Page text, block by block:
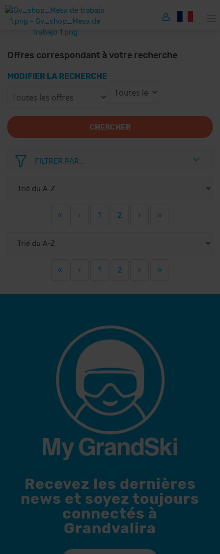
Offres correspondant à votre recherche
MODIFIER LA RECHERCHE
CHERCHER
FILTRER PAR...
« ‹ 1 2 › »
« ‹ 1 2 › »
Recevez les dernières
news et soyez toujours
connectés à
Grandvalira